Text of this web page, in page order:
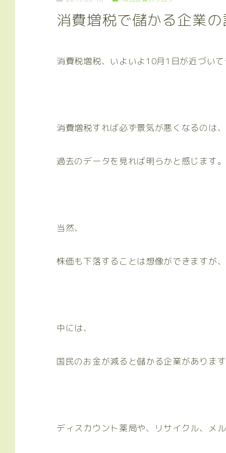
消費増税で儲かる企業の
消費税増税、いよいよ10月1日が近づいて
消費増税すれば必ず景気が悪くなるのは、
過去のデータを見れば明らかと感じます。
当然、
株価も下落することは想像ができますが、
中には、
国民のお金が減ると儲かる企業があります
ディスカウント薬局や、リサイクル、メル